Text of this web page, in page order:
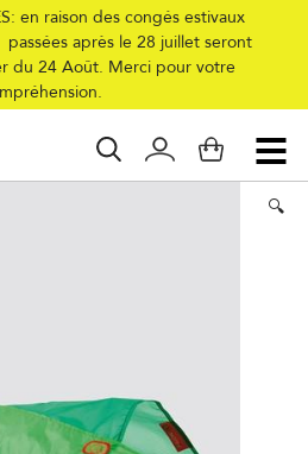
en raison des congés estivaux
après le 28 juillet seront
du 24 Août. Merci pour votre
/ Accessoires
🔍